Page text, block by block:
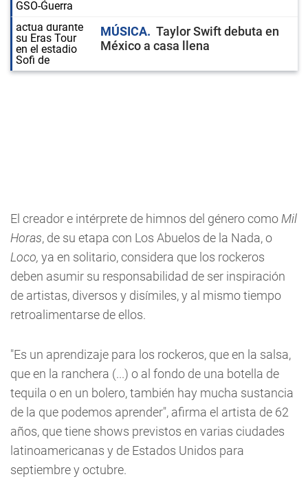
MÚSICA
Taylor Swift debuta en
México a casa llena
El creador e intérprete de himnos del género como Mil
Horas, de su etapa con Los Abuelos de la Nada, o
Loco, ya en solitario, considera que los rockeros
deben asumir su responsabilidad de ser inspiración
de artistas, diversos y disímiles, y al mismo tiempo
retroalimentarse de ellos.
"Es un aprendizaje para los rockeros, que en la salsa,
que en la ranchera (...) o al fondo de una botella de
tequila o en un bolero, también hay mucha sustancia
de la que podemos aprender", afirma el artista de 62
años, que tiene shows previstos en varias ciudades
latinoamericanas y de Estados Unidos para
septiembre y octubre.